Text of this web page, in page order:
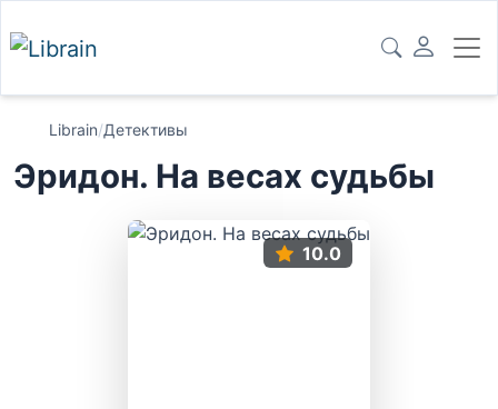
Librain/Детективы
Эридон. На весах судьбы
10.0